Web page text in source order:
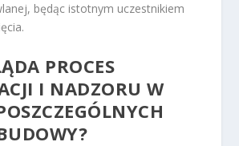
będąc istotnym uczestnikiem
PROCES
I NADZORU W